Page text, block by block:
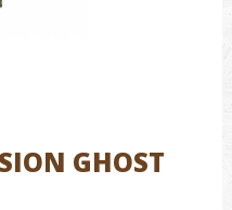
GHOST